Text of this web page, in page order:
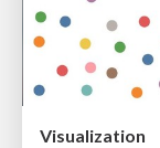
Visualization